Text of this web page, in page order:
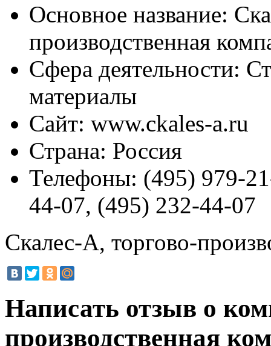
Основное название:
производственная
Сфера деятельности:
материалы
Сайт: www.ckales-a.ru
Страна: Россия
Телефоны: (495) 979-
44-07, (495) 232-44-07
Скалес-А, торгово-
Написать отзыв о
производственная